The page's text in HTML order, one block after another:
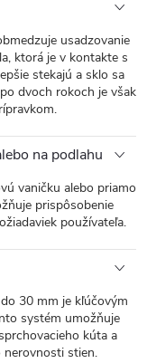
usadzovanie
ktorá je v kontakte s
stekajú a sklo sa
dvoch rokoch je však
na podlahu
vaničku alebo priamo
prispôsobenie
používateľa.
30 mm je kľúčovým
systém umožňuje
kúta a
nerovnosti stien.